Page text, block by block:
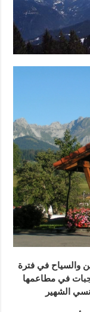
والسياح في فترة
في مطاعمها
الشهير